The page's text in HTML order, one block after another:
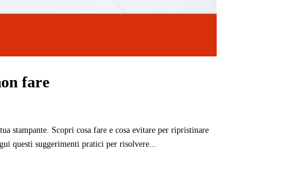
fare
stampante. Scopri cosa fare e cosa evitare per ripristinare
questi suggerimenti pratici per risolvere...